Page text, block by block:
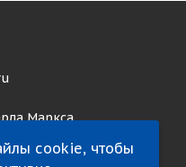
Маркса,
cookie, чтобы